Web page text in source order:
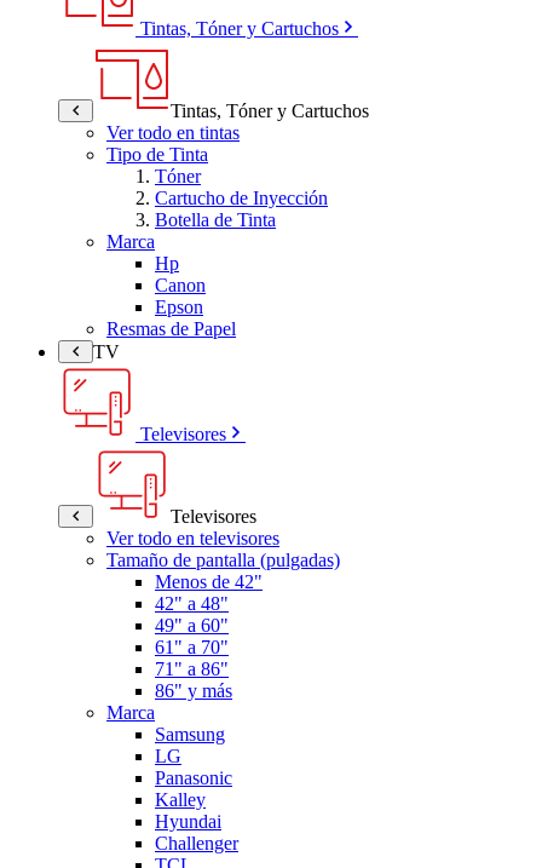
Tintas, Tóner y Cartuchos
Tintas, Tóner y Cartuchos
Ver todo en tintas
Tipo de Tinta
Tóner
Cartucho de Inyección
Botella de Tinta
Marca
Hp
Canon
Epson
Resmas de Papel
TV
Televisores
Televisores
Ver todo en televisores
Tamaño de pantalla (pulgadas)
Menos de 42"
42" a 48"
49" a 60"
61" a 70"
71" a 86"
86" y más
Marca
Samsung
LG
Panasonic
Kalley
Hyundai
Challenger